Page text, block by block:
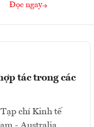
Đọc ngay
tác trong các
chí Kinh tế